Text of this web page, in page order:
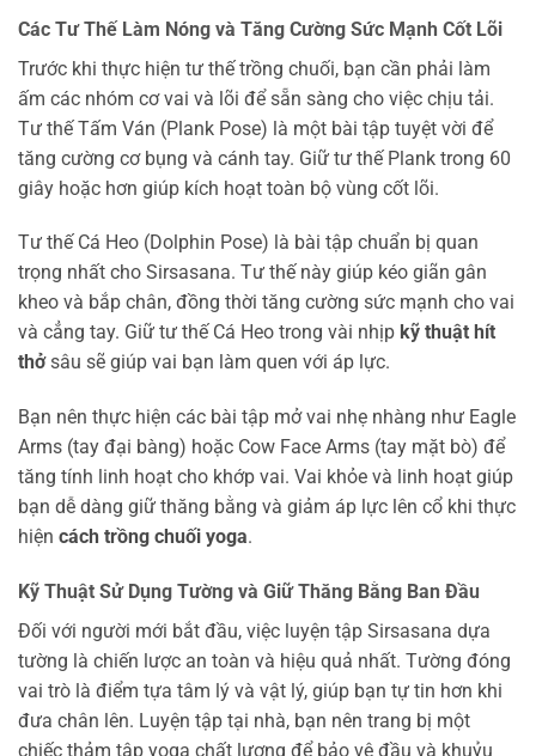
Các Tư Thế Làm Nóng và Tăng Cường Sức Mạnh Cốt Lõi
Trước khi thực hiện tư thế trồng chuối, bạn cần phải làm
ấm các nhóm cơ vai và lõi để sẵn sàng cho việc chịu tải.
Tư thế Tấm Ván (Plank Pose) là một bài tập tuyệt vời để
tăng cường cơ bụng và cánh tay. Giữ tư thế Plank trong 60
giây hoặc hơn giúp kích hoạt toàn bộ vùng cốt lõi.
Tư thế Cá Heo (Dolphin Pose) là bài tập chuẩn bị quan
trọng nhất cho Sirsasana. Tư thế này giúp kéo giãn gân
kheo và bắp chân, đồng thời tăng cường sức mạnh cho vai
và cẳng tay. Giữ tư thế Cá Heo trong vài nhịp kỹ thuật hít
thởsâu sẽ giúp vai bạn làm quen với áp lực.
Bạn nên thực hiện các bài tập mở vai nhẹ nhàng như Eagle
Arms (tay đại bàng) hoặc Cow Face Arms (tay mặt bò) để
tăng tính linh hoạt cho khớp vai. Vai khỏe và linh hoạt giúp
bạn dễ dàng giữ thăng bằng và giảm áp lực lên cổ khi thực
hiện cách trồng chuối yoga.
Kỹ Thuật Sử Dụng Tường và GiữThăng Bằng Ban Đầu
Đối với người mới bắt đầu, việc luyện tập Sirsasana dựa
tường là chiến lược an toàn và hiệu quả nhất. Tường đóng
vai trò là điểm tựa tâm lý và vật lý, giúp bạn tự tin hơn khi
đưa chân lên. Luyện tập tại nhà, bạn nên trang bị một
chiếc thảm tập yoga chất lượng để bảo vệ đầu và khuỷu